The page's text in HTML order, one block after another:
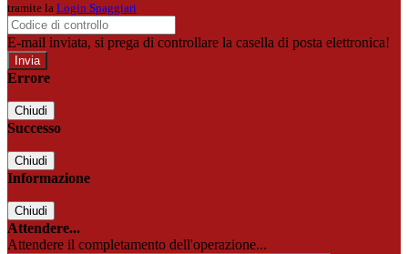
tramite la Login Spaggiari
E-mail inviata, si prega di controllare la casella di posta elettronica!
Errore
Chiudi
Successo
Chiudi
Informazione
Chiudi
Attendere...
Attendere il completamento dell'operazione...